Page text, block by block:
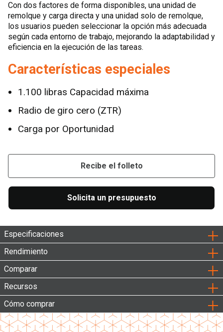
Con dos factores de forma disponibles, una unidad de
remolque y carga directa y una unidad solo de remolque,
los usuarios pueden seleccionar la opción más adecuada
según cada entorno de trabajo, mejorando la adaptabilidad y
eficiencia en la ejecución de las tareas.
Características especiales
1.100 libras Capacidad máxima
Radio de giro cero (ZTR)
Carga por Oportunidad
Recibe el folleto
Solicita un presupuesto
Especificaciones
Rendimiento
Comparar
Recursos
Cómo comprar